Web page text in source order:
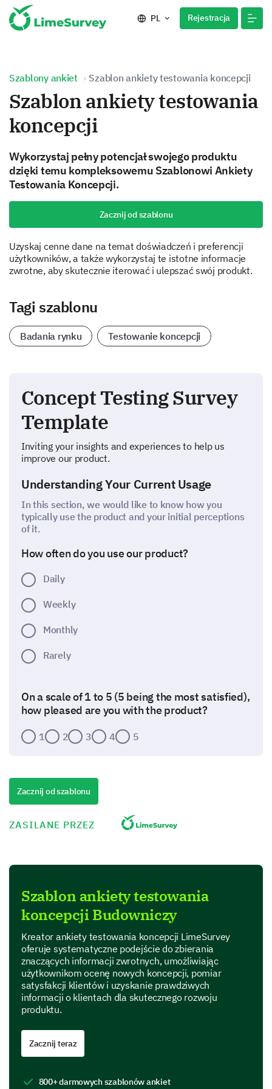
PL Rejestracja
Szablony ankiet Szablon ankiety testowania koncepcji
Szablon ankiety testowania
koncepcji
Wykorzystaj pełny potencjał swojego produktu
dzięki temu kompleksowemu Szablonowi Ankiety
Testowania Koncepcji.
Zacznij od szablonu
Uzyskaj cenne dane na temat doświadczeń i preferencji
użytkowników, a także wykorzystaj te istotne informacje
zwrotne, aby skutecznie iterować i ulepszać swój produkt.
Tagi szablonu
Badania rynku Testowanie koncepcji
Concept Testing Survey
Template
Inviting your insights and experiences to help us
improve our product.
Understanding Your Current Usage
In this section, we would like to know how you
typically use the product and your initial perceptions
of it.
How often do you use our product?
Daily
Weekly
Monthly
Rarely
On a scale of 1 to 5 (5 being the most satisfied),
how pleased are you with the product?
1 2 3 4 5
are currently developing.
In one sentence, please describe your initial
impression of the new concept.
Do you believe the new concept appropriately
addresses the current issues with the product?
Uncertain
Feature Prioritization
new concept.
Put these features (from the most to least
Zacznij od szablonu
ZASILANE PRZEZ
Szablon ankiety testowania
koncepcji Budowniczy
Kreator ankiety testowania koncepcji LimeSurvey
oferuje systematyczne podejście do zbierania
znaczących informacji zwrotnych, umożliwiając
użytkownikom ocenę nowych koncepcji, pomiar
satysfakcji klientów i uzyskanie prawdziwych
informacji o klientach dla skutecznego rozwoju
produktu.
Zacznij teraz
800+ darmowych szablonów ankiet